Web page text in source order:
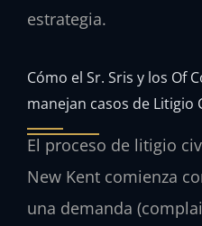
estrategia.
Cómo el Sr. Sris y los Of
manejan casos de Litigio
El proceso de litigio
New Kent comienza
una demanda